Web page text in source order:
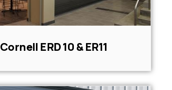
Cornell ERD 10 & ER11